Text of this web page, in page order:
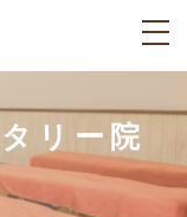
リー院